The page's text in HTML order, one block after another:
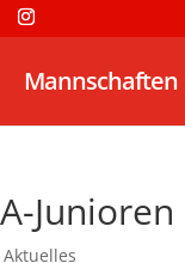
Mannschaften
Aktuelles